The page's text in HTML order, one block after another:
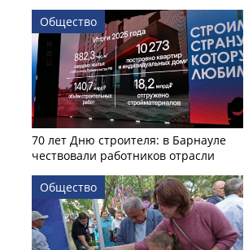
Общество
70 лет Дню строителя: в Барнауле
чествовали работников отрасли
Общество